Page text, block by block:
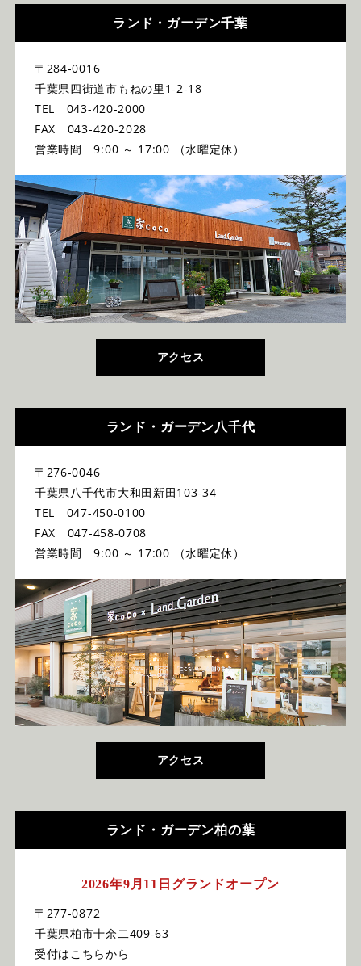
ランド・ガーデン千葉
〒284-0016
千葉県四街道市もねの里1-2-18
TEL 043-420-2000
FAX 043-420-2028
営業時間 9:00 ～ 17:00 （水曜定休）
アクセス
ランド・ガーデン八千代
〒276-0046
千葉県八千代市大和田新田103-34
TEL 047-450-0100
FAX 047-458-0708
営業時間 9:00 ～ 17:00 （水曜定休）
アクセス
ランド・ガーデン柏の葉
2026年9月11日グランドオープン
〒277-0872
千葉県柏市十余二409-63
受付はこちらから